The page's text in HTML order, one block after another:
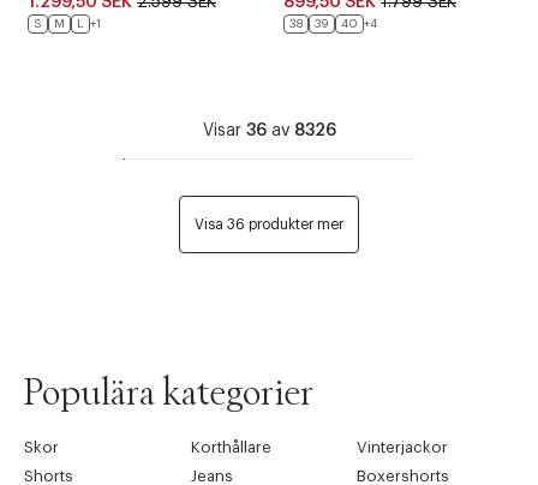
S M L +1 38 39 40 +4
Visar 36av 8326
Visa 36 produkter mer
Populära kategorier
Skor Korthållare
Vinterjackor
Shorts
Jeans
Boxershorts